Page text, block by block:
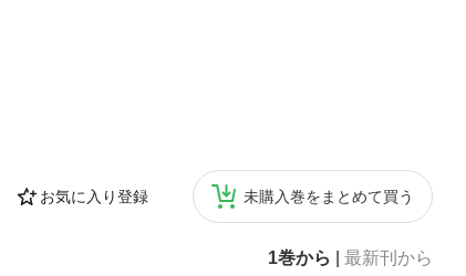
お気に入り登録 未購入巻をまとめて買う
1巻から 最新刊から